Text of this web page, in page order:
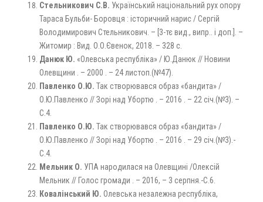
Стельникович С.В. Український національний рух опору
Тараса Бульби- Боровця : історичний нарис / Сергій
Володимирович Стельникович. – [3-тє вид., випр.. і доп.]. –
Житомир : Вид. О.О.Євенок, 2018. – 328 с.
Данюк Ю. «Олевська республіка» / Ю.Данюк // Новини
Олевщини . – 2000 . – 24 листоп.(№47).
Павленко О.Ю. Так створювався образ «бандита» /
О.Ю.Павленко // Зорі над Убортю . – 2016 . – 22 січ.(№3). –
С.4.
Павленко О.Ю. Так створювався образ «бандита» /
О.Ю.Павленко // Зорі над Убортю . – 2016 . – 29 січ.(№3).-
С.4.
Мельник О. УПА народилася на Олевщині /Олексій
Мельник // Голос громади . – 2016, – 3 серпня.-С.6.
Ковалінський Ю. Олевська незалежна республіка,